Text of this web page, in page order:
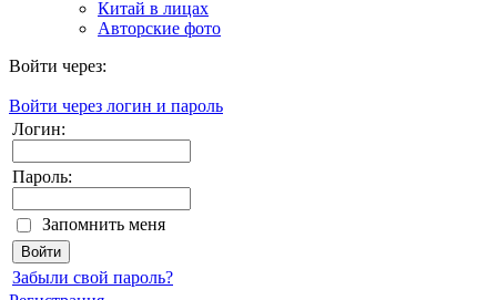
Китай в лицах
Авторские фото
Войти через:
Войти через логин и пароль
Логин:
Пароль:
Запомнить меня
Забыли свой пароль?